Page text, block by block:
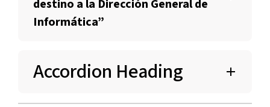
destino a la Dirección General de
Informática”
Accordion Heading